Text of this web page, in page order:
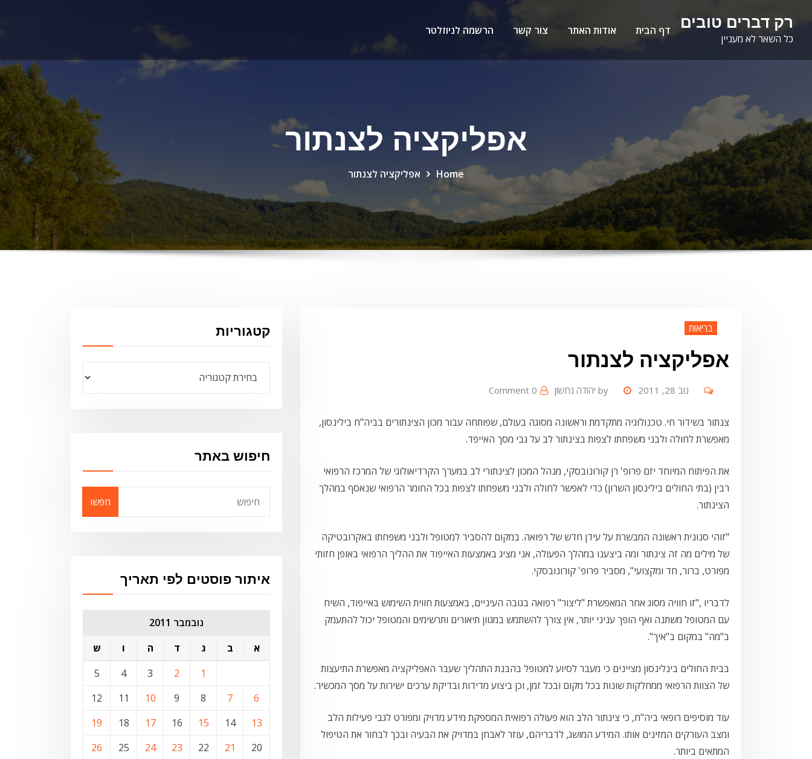
content
רק דברים טובים
כל השאר לא מעניין
דף הבית אודות האתר צור קשר הרשמה לניוזלטר
אפליקציה לצנתור
Home אפליקציה לצנתור
בריאות
אפליקציה לצנתור
by יהודה נחשון נוב 28, 2011 0 Comment
צנתור בשידור חי. טכנולוגיה מתקדמת וראשונה מסוגה בעולם, שפותחה עבור מכון הצינתורים בביה"ח בילינסון,
מאפשרת לחולה ולבני משפחתו לצפות בצינתור לב על גבי מסך האייפד.
את הפיתוח המיוחד יזם פרופ' רן קורונובסקי, מנהל המכון לצינתורי לב במערך הקרדיאולוגי של המרכז הרפואי
רבין (בתי החולים בילינסון השרון) כדי לאפשר לחולה ולבני משפחתו לצפות בכל החומר הרפואי שנאסף במהלך
הצינתור.
"זוהי סנונית ראשונה המבשרת על עידן חדש של רפואה. במקום להסביר למטופל ולבני משפחתו באקרובטיקה
של מילים מה זה צינתור ומה ביצענו במהלך הפעולה, אני מציג באמצעות האייפוד את ההליך הרפואי באופן חזותי
מפורט, ברור, חד ומקצועי", מסביר פרופ' קורונובסקי.
לדבריו ,"זו חוויה מסוג אחר המאפשרת "ליצור" רפואה בגובה העיניים, באמצעות חווית השימוש באייפוד, השיח
עם המטופל משתנה ואף הופך עניני יותר, אין צורך להשתמש במגוון תיאורים ותרשימים והמטופל יכול להתעמק
ב"מה" במקום ב"איך".
בבית החולים בינלינסון מציינים כי מעבר לסיוע למטופל בהבנת התהליך שעבר האפליקציה מאפשרת התיעצות
של הצוות הרפואי ממחלקות שונות בכל מקום ובכל זמן, וכן ביצוע מדידות ובדיקת ערכים ישירות על מסך המכשיר.
עוד מוסיפים רופאי ביה"ח, כי צינתור הלב הוא פעולה רפואית המספקת מידע מדויק ומפורט לגבי פעילות הלב
ומצב העורקים המזינים אותו. המידע המושג, לדבריהם, עוזר לאבחן במדויק את הבעיה ובכך לבחור את הטיפול
המתאים ביותר.
קטגוריות
חיפוש באתר
חפשו
איתור פוסטים לפי תאריך
נובמבר 2011
א
ב ג ד ה ו
ש
1
2
3
4
5
6
7
8
9
10
11
12
13
14
15
16
17
18
19
20
21
22
23
24
25
26